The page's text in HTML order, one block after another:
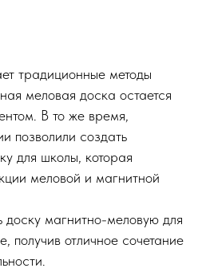
традиционные методы
меловая доска остается
В то же время,
позволили создать
для школы, которая
меловой и магнитной
доску магнитно-меловую для
получив отличное сочетание